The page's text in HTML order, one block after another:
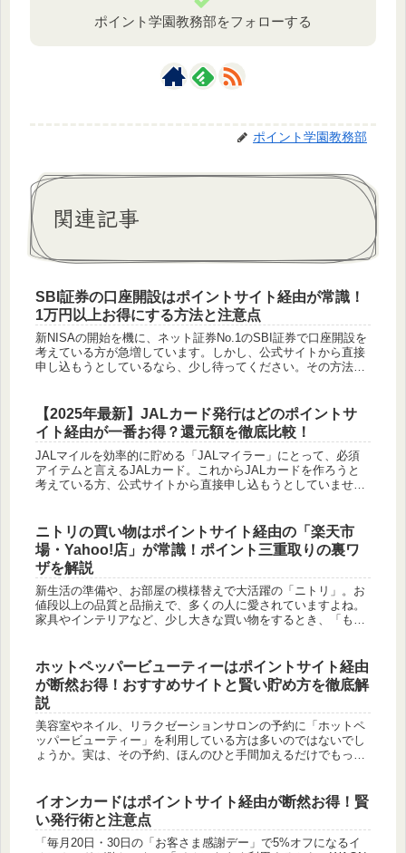
ポイント学園教務部をフォローする
ポイント学園教務部
関連記事
SBI証券の口座開設はポイントサイト経由が常識！
1万円以上お得にする方法と注意点
新NISAの開始を機に、ネット証券No.1のSBI証券で口座開設を
考えている方が急増しています。しかし、公式サイトから直接
申し込もうとしているなら、少し待ってください。その方法、
【2025年最新】JALカード発行はどのポイントサ
イト経由が一番お得？還元額を徹底比較！
JALマイルを効率的に貯める「JALマイラー」にとって、必須
アイテムと言えるJALカード。これからJALカードを作ろうと
考えている方、公式サイトから直接申し込もうとしていません
ニトリの買い物はポイントサイト経由の「楽天市
場・Yahoo!店」が常識！ポイント三重取りの裏ワ
ザを解説
新生活の準備や、お部屋の模様替えで大活躍の「ニトリ」。お
値段以上の品質と品揃えで、多くの人に愛されていますよね。
家具やインテリアなど、少し大きな買い物をするとき、「もっ
ホットペッパービューティーはポイントサイト経由
が断然お得！おすすめサイトと賢い貯め方を徹底解
説
美容室やネイル、リラクゼーションサロンの予約に「ホットペ
ッパービューティー」を利用している方は多いのではないでし
ょうか。実は、その予約、ほんのひと手間加えるだけでもっと
イオンカードはポイントサイト経由が断然お得！賢
い発行術と注意点
「毎月20日・30日の「お客さま感謝デー」で5%オフになるイ